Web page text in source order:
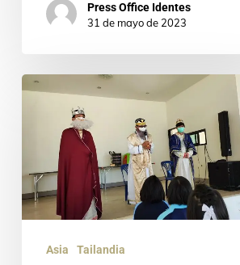
Press Office Identes
31 de mayo de 2023
Los
Magos
a
Tailandia
Asia Tailandia